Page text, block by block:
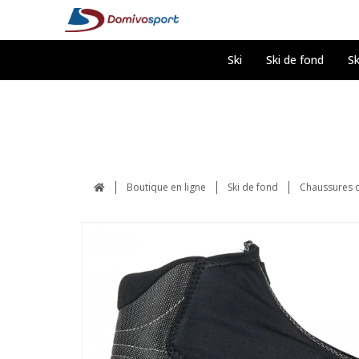
Ski Ski de fond
Boutique en ligne Ski de fond Chaussures